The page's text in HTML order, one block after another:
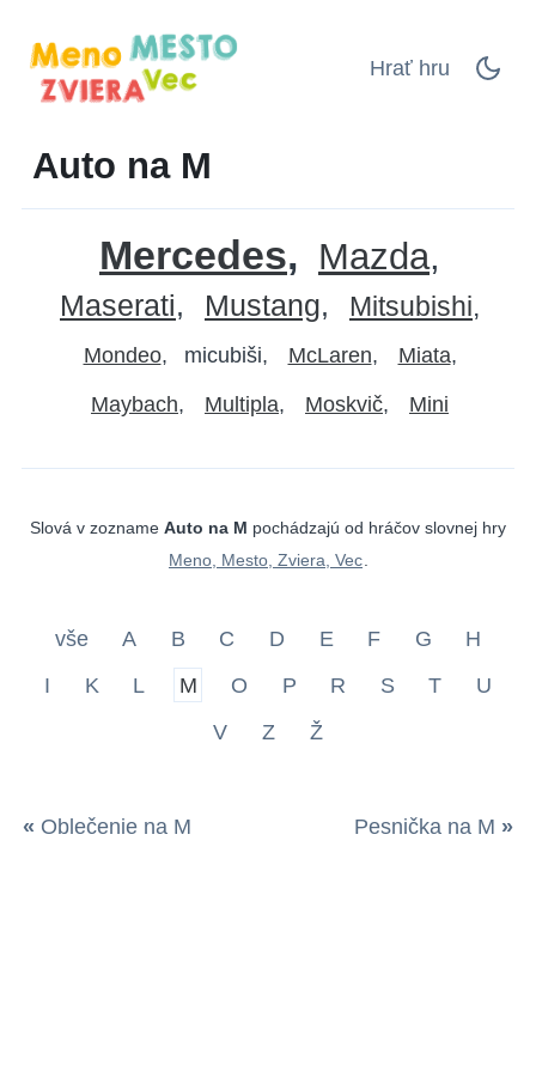
Hrať hru
Auto na M
Mercedes Mazda
Maserati Mustang Mitsubishi
Mondeo micubiši McLaren Miata
Maybach Multipla Moskvič Mini
Slová v zozname Auto na M pochádzajú od hráčov slovnej hry
Meno, Mesto, Zviera, Vec
vše A B C D E F G
H
I
K L M O P R S T
U
V
Z Ž
« Oblečenie na M Pesnička na M »